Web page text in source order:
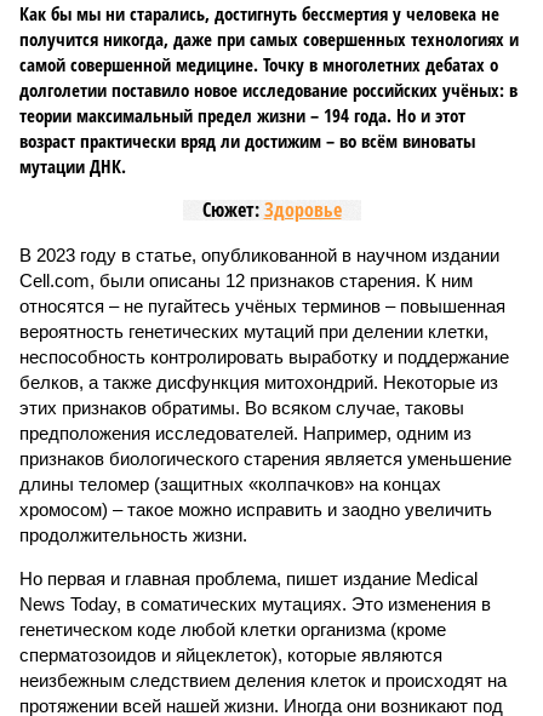
Как бы мы ни старались, достигнуть бессмертия у человека не
получится никогда, даже при самых совершенных технологиях и
самой совершенной медицине. Точку в многолетних дебатах о
долголетии поставило новое исследование российских учёных: в
теории максимальный предел жизни – 194 года. Но и этот
возраст практически вряд ли достижим – во всём виноваты
мутации ДНК.
Сюжет:Здоровье
В 2023 году в статье, опубликованной в научном издании
Cell.com, были описаны 12 признаков старения. К ним
относятся – не пугайтесь учёных терминов – повышенная
вероятность генетических мутаций при делении клетки,
неспособность контролировать выработку и поддержание
белков, а также дисфункция митохондрий. Некоторые из
этих признаков обратимы. Во всяком случае, таковы
предположения исследователей. Например, одним из
признаков биологического старения является уменьшение
длины теломер (защитных «колпачков» на концах
хромосом) – такое можно исправить и заодно увеличить
продолжительность жизни.
Но первая и главная проблема, пишет издание Medical
News Today, в соматических мутациях. Это изменения в
генетическом коде любой клетки организма (кроме
сперматозоидов и яйцеклеток), которые являются
неизбежным следствием деления клеток и происходят на
протяжении всей нашей жизни. Иногда они возникают под